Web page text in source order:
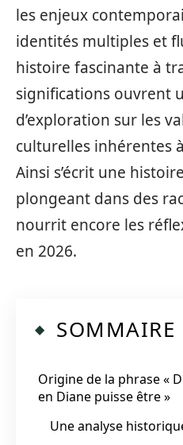
les enjeux
identités multiples et
histoire fascinante à
significations ouvrent
d’exploration sur les
culturelles inhérentes
Ainsi s’écrit une
plongeant dans des
nourrit encore les
en 2026.
SOMMAIRE
Origine de la phrase «
en Diane puisse être »
Une analyse